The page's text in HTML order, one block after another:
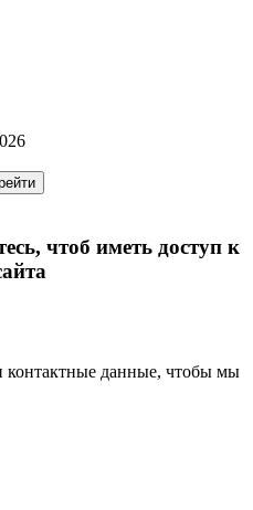
чтоб иметь доступ к
контактные данные, чтобы мы